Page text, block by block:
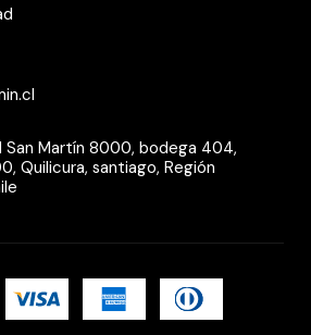
San Martín 8000, bodega 404,
Quilicura, santiago, Región